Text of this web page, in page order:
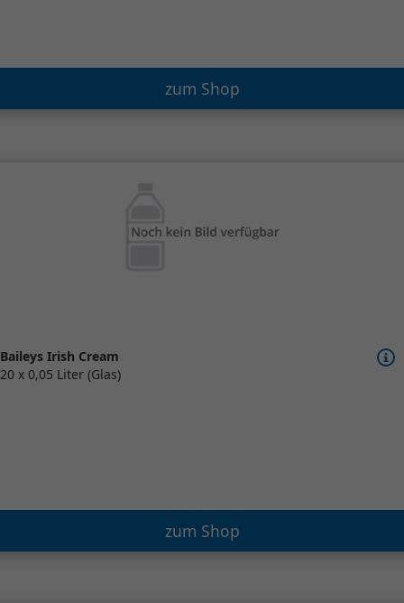
zum Shop
Baileys Irish Cream
20 x 0,05 Liter (Glas)
zum Shop